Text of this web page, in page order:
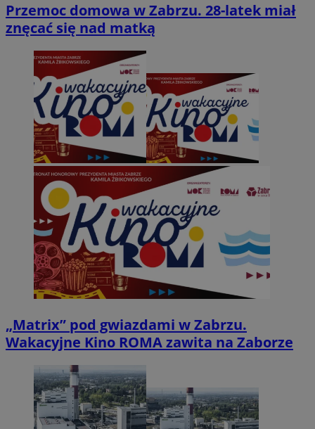
Przemoc domowa w Zabrzu. 28-latek miał
znęcać się nad matką
„Matrix” pod gwiazdami w Zabrzu.
Wakacyjne Kino ROMA zawita na Zaborze